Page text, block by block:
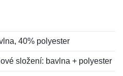
40% polyester
složení: bavlna + polyester